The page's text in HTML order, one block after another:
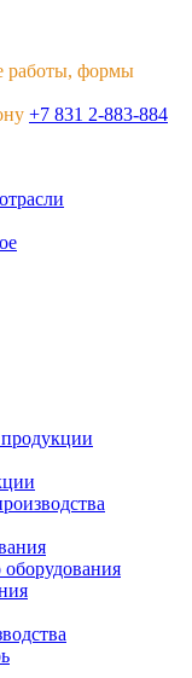
работы, формы
+7 831 2-883-884